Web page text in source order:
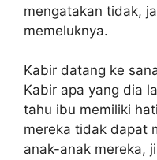
mengatakan tidak,
memeluknya.
Kabir datang ke
Kabir apa yang dia
tahu ibu memiliki
mereka tidak dapat
anak-anak mereka,